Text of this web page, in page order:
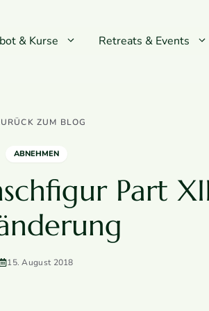
& Kurse Retreats & Events
ZUM BLOG
ABNEHMEN
Part
15. August 2018